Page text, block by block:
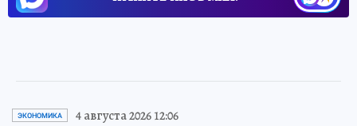
ЭКОНОМИКА 4 августа 2026 12:06